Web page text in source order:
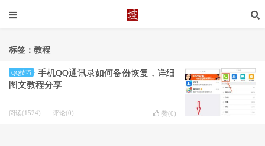
标签：教程
QQ技巧
手机QQ通讯录如何备份恢复，详细
图文教程分享
阅读(1524) 评论(0) 赞(0)